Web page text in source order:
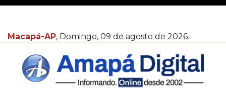
Macapá-AP, Domingo, 09 de agosto de 2026.